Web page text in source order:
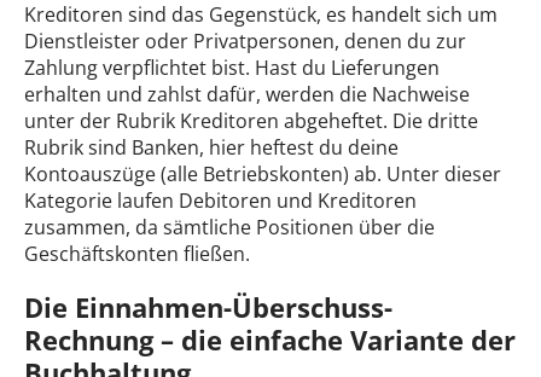
Kreditoren sind das Gegenstück, es handelt sich um
Dienstleister oder Privatpersonen, denen du zur
Zahlung verpflichtet bist. Hast du Lieferungen
erhalten und zahlst dafür, werden die Nachweise
unter der Rubrik Kreditoren abgeheftet. Die dritte
Rubrik sind Banken, hier heftest du deine
Kontoauszüge (alle Betriebskonten) ab. Unter dieser
Kategorie laufen Debitoren und Kreditoren
zusammen, da sämtliche Positionen über die
Geschäftskonten fließen.
Die Einnahmen-Überschuss-
Rechnung – die einfache Variante der